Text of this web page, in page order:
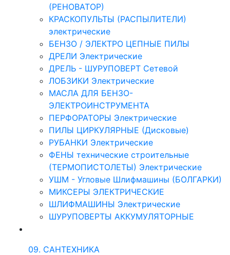
(РЕНОВАТОР)
КРАСКОПУЛЬТЫ (РАСПЫЛИТЕЛИ)
электрические
БЕНЗО / ЭЛЕКТРО ЦЕПНЫЕ ПИЛЫ
ДРЕЛИ Электрические
ДРЕЛЬ - ШУРУПОВЕРТ Сетевой
ЛОБЗИКИ Электрические
МАСЛА ДЛЯ БЕНЗО-
ЭЛЕКТРОИНСТРУМЕНТА
ПЕРФОРАТОРЫ Электрические
ПИЛЫ ЦИРКУЛЯРНЫЕ (Дисковые)
РУБАНКИ Электрические
ФЕНЫ технические строительные
(ТЕРМОПИСТОЛЕТЫ) Электрические
УШМ - Угловые Шлифмашины (БОЛГАРКИ)
МИКСЕРЫ ЭЛЕКТРИЧЕСКИЕ
ШЛИФМАШИНЫ Электрические
ШУРУПОВЕРТЫ АККУМУЛЯТОРНЫЕ
09. САНТЕХНИКА